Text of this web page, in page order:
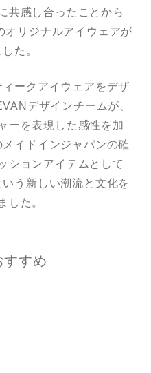
共感し合ったことから
オリジナルアイウェアが
た。
ークアイウェアをデザ
デザインチームが、
ーを表現した感性を加
イドインジャパンの確
ションアイテムとして
う 新しい潮流と文化を
した。
すすめ